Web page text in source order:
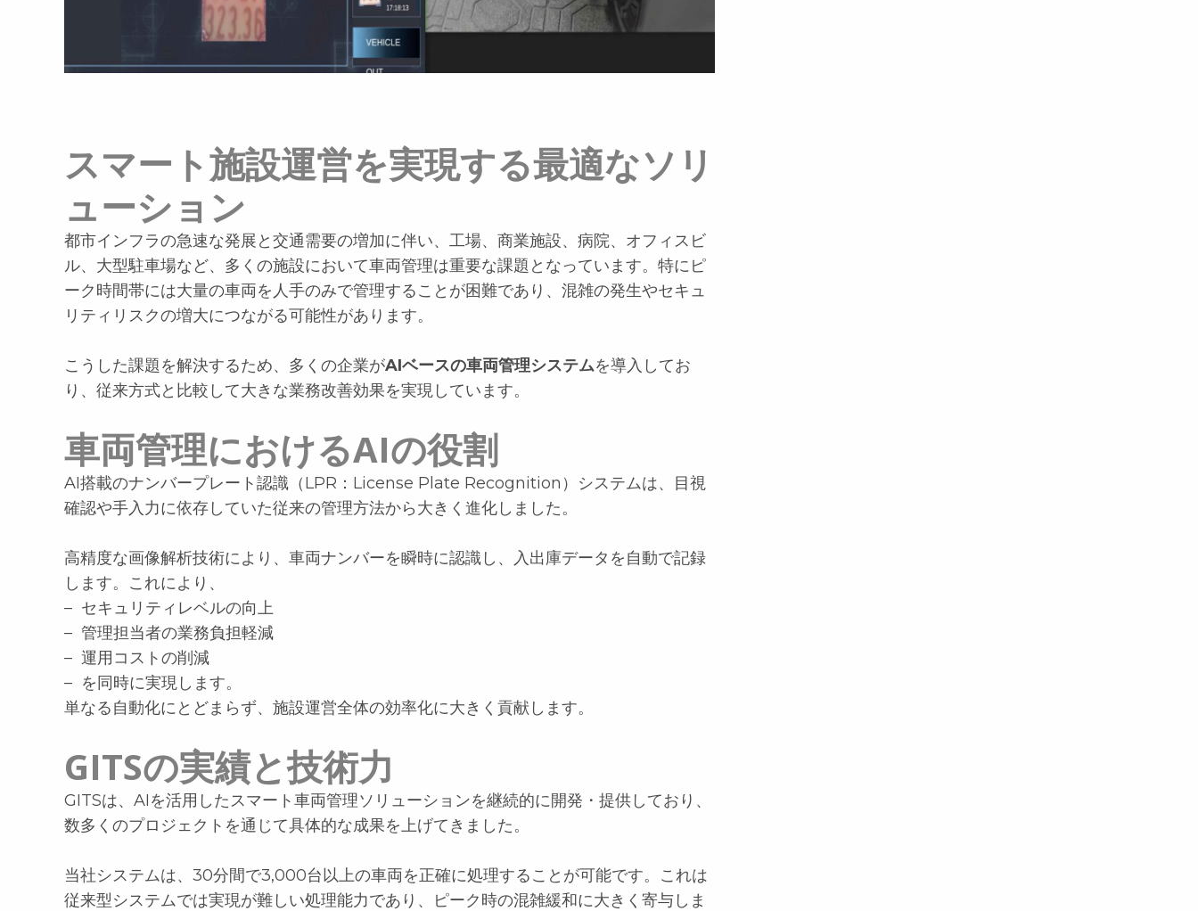
スマート施設運営を実現する最適なソリ
ューション
都市インフラの急速な発展と交通需要の増加に伴い、工場、商業施設、病院、オフィスビ
ル、大型駐車場など、多くの施設において車両管理は重要な課題となっています。特にピ
ーク時間帯には大量の車両を人手のみで管理することが困難であり、混雑の発生やセキュ
リティリスクの増大につながる可能性があります。
こうした課題を解決するため、多くの企業がAIベースの車両管理システムを導入してお
り、従来方式と比較して大きな業務改善効果を実現しています。
車両管理におけるAIの役割
AI搭載のナンバープレート認識（LPR：License Plate Recognition）システムは、目視
確認や手入力に依存していた従来の管理方法から大きく進化しました。
高精度な画像解析技術により、車両ナンバーを瞬時に認識し、入出庫データを自動で記録
します。これにより、
– セキュリティレベルの向上
– 管理担当者の業務負担軽減
– 運用コストの削減
– を同時に実現します。
単なる自動化にとどまらず、施設運営全体の効率化に大きく貢献します。
GITSの実績と技術力
GITSは、AIを活用したスマート車両管理ソリューションを継続的に開発・提供しており、
数多くのプロジェクトを通じて具体的な成果を上げてきました。
当社システムは、30分間で3,000台以上の車両を正確に処理することが可能です。これは
従来型システムでは実現が難しい処理能力であり、ピーク時の混雑緩和に大きく寄与しま